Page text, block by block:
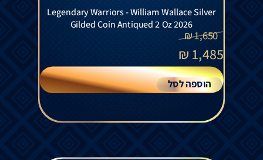
Legendary Warriors - William Wallace Silver
Gilded Coin Antiqued 2 Oz 2026
1,650
₪
1,485
₪
הוספה לסל